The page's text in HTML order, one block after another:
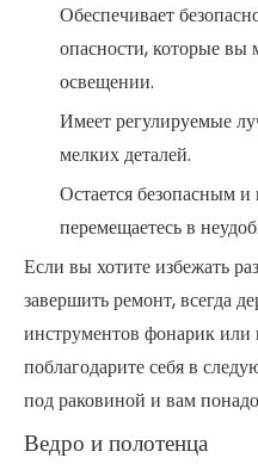
Обеспечивает
опасности, которые вы
освещении.
Имеет регулируемые
мелких деталей.
Остается безопасным
перемещаетесь в
Если вы хотите избежать
завершить ремонт, всегда
инструментов фонарик
поблагодарите себя в
под раковиной и вам
Ведро и полотенца